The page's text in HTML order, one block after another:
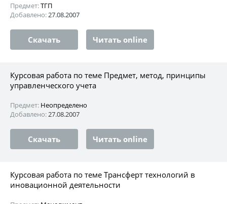
Предмет:ТГП
Добавлено:27.08.2007
Скачать Читать online
Курсовая работа по теме Предмет, метод, принципы
управленческого учета
Предмет: Неопределено
Добавлено:27.08.2007
Скачать Читать online
Курсовая работа по теме Трансферт технологий в
иновационной деятельности